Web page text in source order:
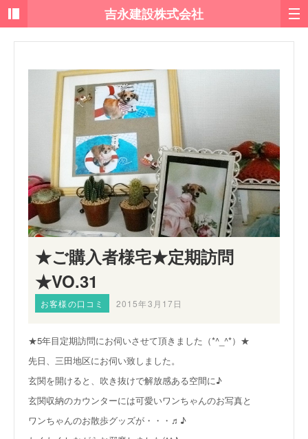
★ご購入者様宅★定期訪問
★VO.31
お客様の口コミ 2015年3月17日
★5年目定期訪問にお伺いさせて頂きました（*^_^*）★
先日、三田地区にお伺い致しました。
玄関を開けると、吹き抜けで解放感ある空間に♪
玄関収納のカウンターには可愛いワンちゃんのお写真と
ワンちゃんのお散歩グッズが・・・♬♪